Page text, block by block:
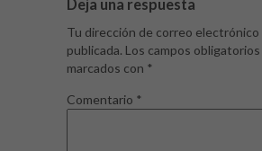
Deja una respuesta
Tu dirección de correo electrónico
publicada. Los campos
marcados con *
Comentario *